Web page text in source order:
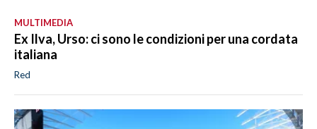
MULTIMEDIA
Ex Ilva, Urso: ci sono le condizioni per una cordata
italiana
Red